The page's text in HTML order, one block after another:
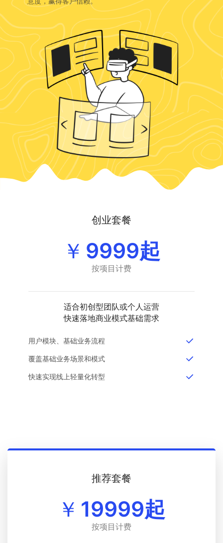
创业套餐
￥ 9999起
按项目计费
适合初创型团队或个人运营
快速落地商业模式基础需求
用户模块、基础业务流程
覆盖基础业务场景和模式
快速实现线上轻量化转型
推荐套餐
￥ 19999起
按项目计费